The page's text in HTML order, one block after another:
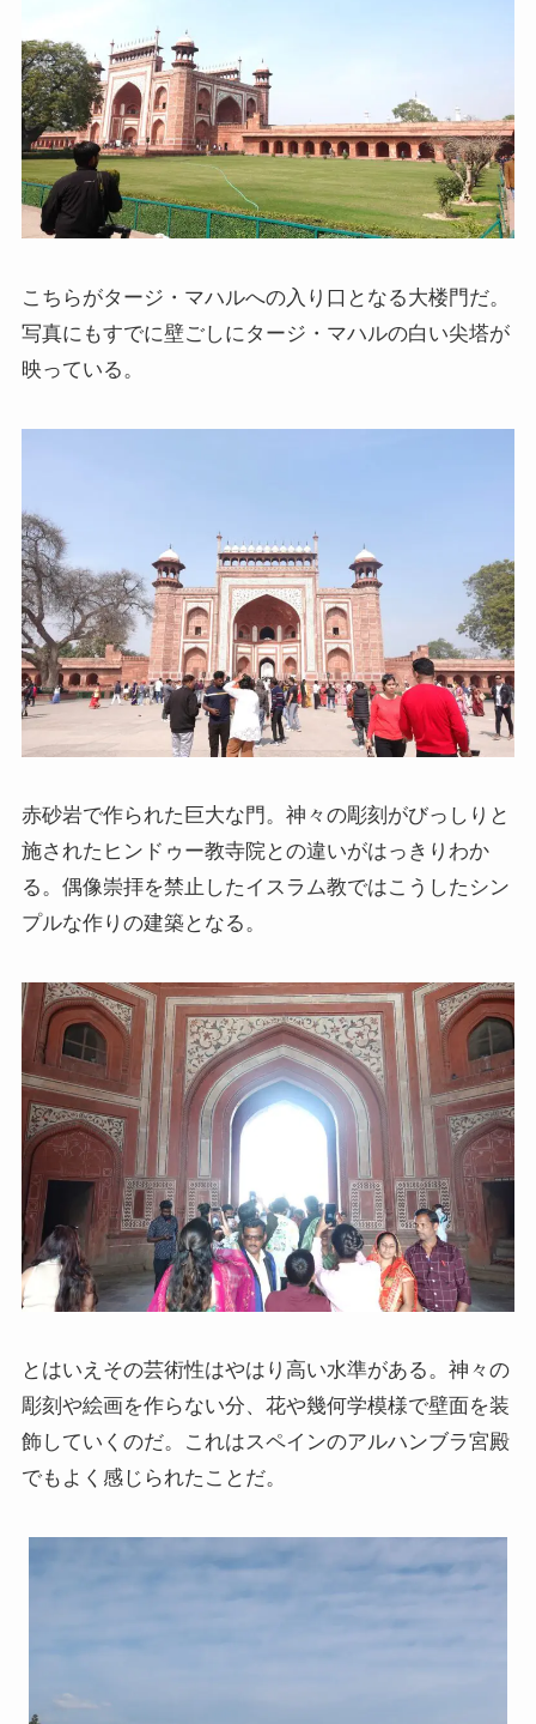
イギリスの文豪ディケンズ
ドイツの大詩人ゲーテを味わう
哲学者ショーペンハウアーに学ぶ
カフカの街プラハとチェコ文学
ローマ帝国の興亡とバチカン、ローマカトリック
クラシック・西洋美術から見るヨーロッパ
夢の国ディズニーランド研究
その他おすすめ本
世界一周記
タンザニア・トルコ編
ポーランド編
チェコ・オーストリア編
ボスニア・クロアチア編
イタリア・バチカン編
スペイン編
アメリカ編
キューバ編
リンク集
こちらがタージ・マハルへの入り口となる大楼門だ。
写真にもすでに壁ごしにタージ・マハルの白い尖塔が
映っている。
赤砂岩で作られた巨大な門。神々の彫刻がびっしりと
施されたヒンドゥー教寺院との違いがはっきりわか
る。偶像崇拝を禁止したイスラム教ではこうしたシン
プルな作りの建築となる。
とはいえその芸術性はやはり高い水準がある。神々の
彫刻や絵画を作らない分、花や幾何学模様で壁面を装
飾していくのだ。これはスペインのアルハンブラ宮殿
でもよく感じられたことだ。